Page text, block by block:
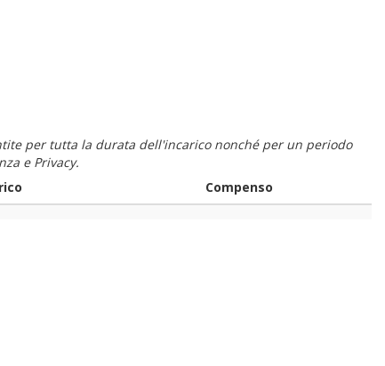
per tutta la durata dell'incarico nonché per un periodo
e Privacy.
Compenso